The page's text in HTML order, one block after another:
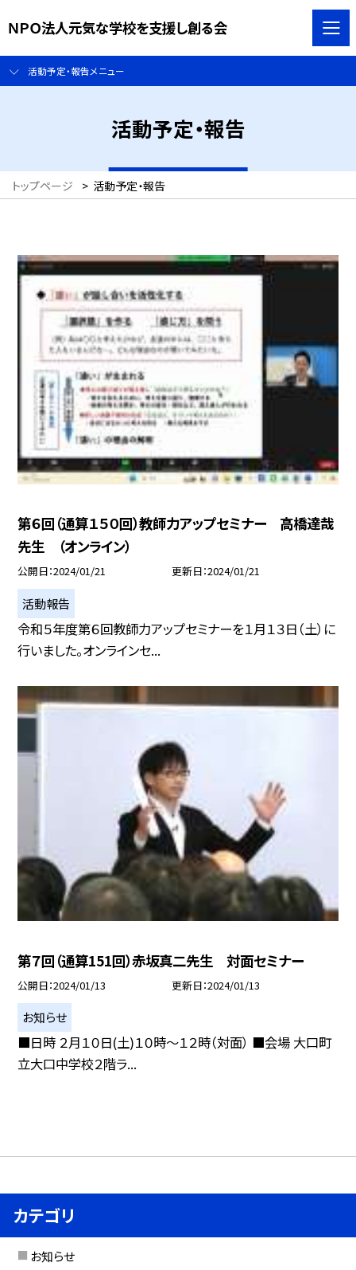
ＮＰＯ法人元気な学校を支援し創る会
活動予定・報告メニュー
活動予定・報告
トップページ > 活動予定・報告
第６回（通算１５０回）教師力アップセミナー 高橋達哉
先生 （オンライン）
公開日 2024/01/21 更新日 2024/01/21
活動報告
令和５年度第６回教師力アップセミナーを１月１３日（土）に
行いました。オンラインセ...
第７回（通算151回）赤坂真二先生 対面セミナー
公開日 2024/01/13 更新日 2024/01/13
お知らせ
■日時 ２月１０日(土)１０時〜１２時（対面） ■会場 大口町
立大口中学校２階ラ...
カテゴリ
お知らせ